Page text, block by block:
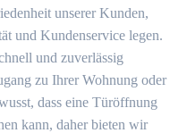
unserer Kunden,
und Kundenservice legen.
und zuverlässig
zu Ihrer Wohnung oder
dass eine Türöffnung
kann, daher bieten wir